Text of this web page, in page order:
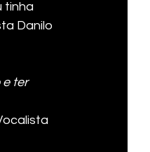
tinha
Danilo
e ter